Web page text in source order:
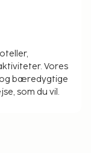
Vores
bæredygtige
som du vil.